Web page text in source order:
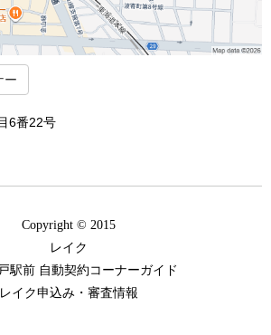
ー
6番22号
Copyright © 2015
レイク
駅前 自動契約コーナーガイド
レイク申込み・審査情報